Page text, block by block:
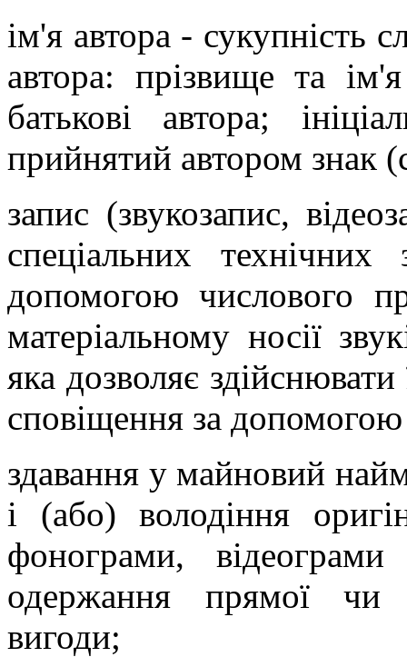
ім'я автора - сукупність
автора: прізвище та
батькові автора;
прийнятий автором знак
запис (звукозапис,
спеціальних
допомогою числового
матеріальному носії
яка дозволяє
сповіщення за
здавання у майновий
і (або) володіння
фонограми,
одержання прямої чи
вигоди;